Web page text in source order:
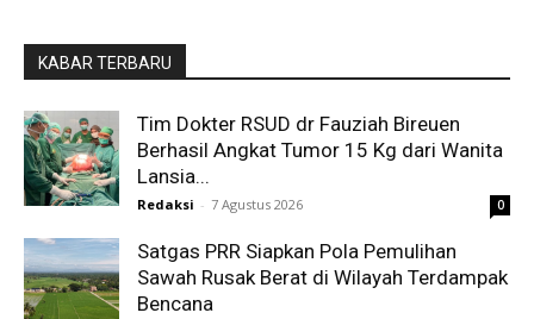
KABAR TERBARU
Tim Dokter RSUD dr Fauziah Bireuen
Berhasil Angkat Tumor 15 Kg dari Wanita
Lansia...
Redaksi - 7 Agustus 2026 0
Satgas PRR Siapkan Pola Pemulihan
Sawah Rusak Berat di Wilayah Terdampak
Bencana